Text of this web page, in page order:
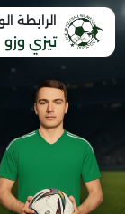
الرابطة
تيزي وزو